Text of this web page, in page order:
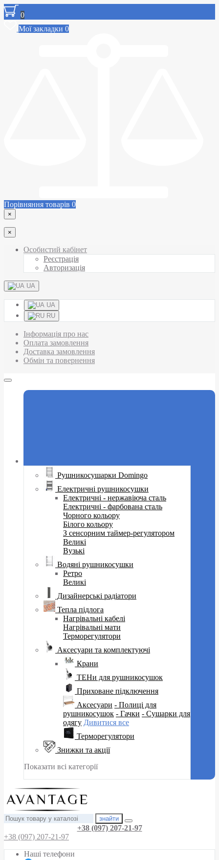
0
Мої закладки 0
Порівняння товарів 0
×
×
Особистий кабінет
Реєстрація
Авторизація
UA
UA
RU
Інформація про нас
Оплата замовлення
Доставка замовлення
Обмін та повернення
Рушникосушарки Domingo
Електричні рушникосушки
Електричні - нержавіюча сталь
Електричні - фарбована сталь
Чорного кольору
Білого кольору
З сенсорним таймер-регулятором
Великі
Вузькі
Водяні рушникосушки
Ретро
Великі
Дизайнерські радіатори
Тепла підлога
Нагрівальні кабелі
Нагрівальні мати
Терморегулятори
Аксесуари та комплектуючі
Крани
ТЕНи для рушникосушок
Приховане підключення
Аксесуари - Полиці для
рушникосушок - Гачки - Сушарки для
одягу Дивитися все
Терморегулятори
Знижки та акції
Показати всі категорії
знайти
+38 (097) 207-21-97
+38 (097) 207-21-97
Наші телефони